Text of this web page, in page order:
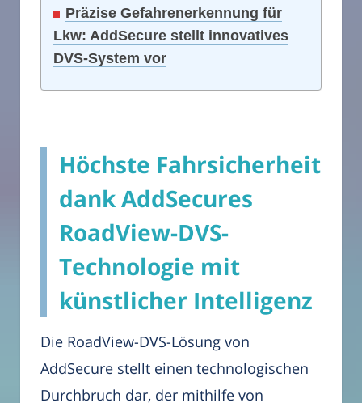
Präzise Gefahrenerkennung für
Lkw: AddSecure stellt innovatives
DVS-System vor
Höchste Fahrsicherheit
dank AddSecures
RoadView-DVS-
Technologie mit
künstlicher Intelligenz
Die RoadView-DVS-Lösung von
AddSecure stellt einen technologischen
Durchbruch dar, der mithilfe von